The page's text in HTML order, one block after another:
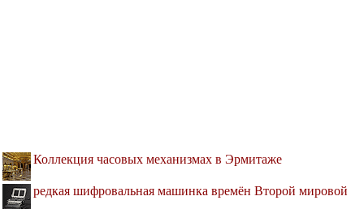
Коллекция часовых механизмах в Эрмитаже
редкая шифровальная машинка времён Второй мировой